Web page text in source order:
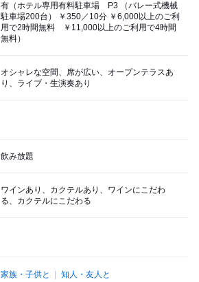
有（ホテル専用有料駐車場 P3 （バレー式機械
駐車場200台） ￥350／10分 ￥6,000以上のご利
用で2時間無料 ￥11,000以上のご利用で4時間
無料）
オシャレな空間、席が広い、オープンテラスあ
り、ライブ・生演奏あり
飲み放題
ワインあり、カクテルあり、ワインにこだわ
る、カクテルにこだわる
家族・子供と 知人・友人と